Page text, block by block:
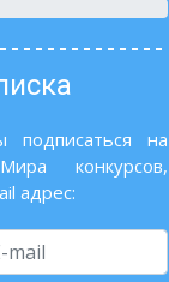
подписаться на
конкурсов,
адрес: